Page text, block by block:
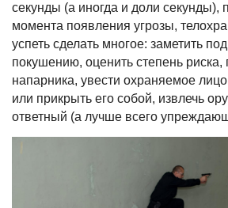
секунды (а иногда и доли секунды),
момента появления угрозы,
успеть сделать многое: заметить
покушению, оценить степень риска,
напарника, увести охраняемое
или прикрыть его собой, извлечь
ответный (а лучше всего